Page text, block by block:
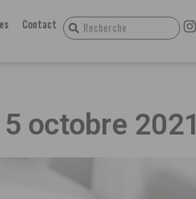
Contact
octobre 2021